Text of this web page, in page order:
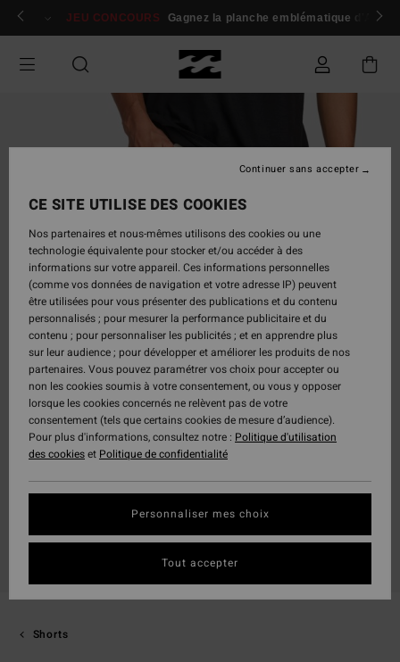
Passer
Se connecter / s'inscrire
JEU CONCOURS Gagnez la planche emblématique d'Andy
Shorts
CE SITE UTILISE DES COOKIES
Nos partenaires et nous-mêmes utilisons des cookies ou une
technologie équivalente pour stocker et/ou accéder à des
informations sur votre appareil. Ces informations personnelles
(comme vos données de navigation et votre adresse IP) peuvent
être utilisées pour vous présenter des publications et du contenu
personnalisés ; pour mesurer la performance publicitaire et du
contenu ; pour personnaliser les publicités ; et en apprendre plus
sur leur audience ; pour développer et améliorer les produits de nos
partenaires. Vous pouvez paramétrer vos choix pour accepter ou
non les cookies soumis à votre consentement, ou vous y opposer
lorsque les cookies concernés ne relèvent pas de votre
consentement (tels que certains cookies de mesure d’audience).
Pour plus d'informations, consultez notre : Politique d'utilisation
des cookieset Politique de confidentialité
Personnaliser mes choix
Continuer sans accepter
Tout accepter